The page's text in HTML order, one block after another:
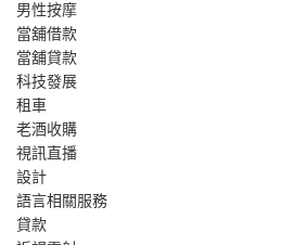
男性按摩
當舖借款
當舖貸款
科技發展
租車
老酒收購
視訊直播
設計
語言相關服務
貸款